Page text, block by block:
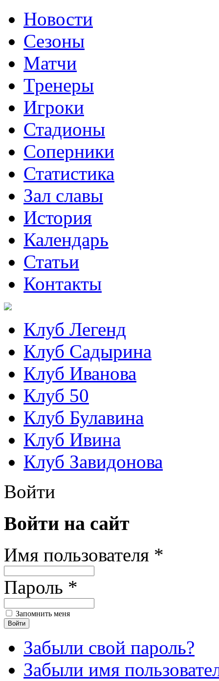
Новости
Сезоны
Матчи
Тренеры
Игроки
Стадионы
Соперники
Статистика
Зал славы
История
Календарь
Статьи
Контакты
Клуб Легенд
Клуб Садырина
Клуб Иванова
Клуб 50
Клуб Булавина
Клуб Ивина
Клуб Завидонова
Войти
Войти на сайт
Имя пользователя *
Пароль *
Запомнить меня
Забыли свой пароль?
Забыли имя